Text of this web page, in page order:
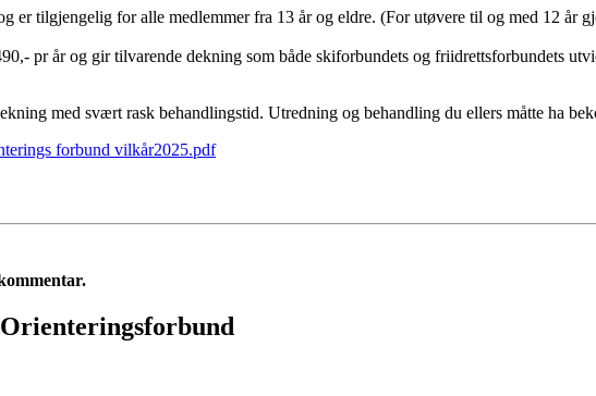
er tilgjengelig for alle medlemmer fra 13 år og eldre. (For utøvere til og med 12 år
pr år og gir tilvarende dekning som både skiforbundets og friidrettsforbundets
med svært rask behandlingstid. Utredning og behandling du ellers måtte ha
forbund vilkår2025.pdf